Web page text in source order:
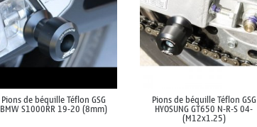
Pions de béquille Téflon GSG
BMW S1000RR 19-20 (8mm)
Pions de béquille Téflon GSG
HYOSUNG GT650 N-R-S 04-
(M12x1.25)